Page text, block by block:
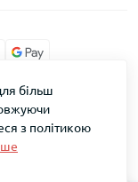
більш
з політикою